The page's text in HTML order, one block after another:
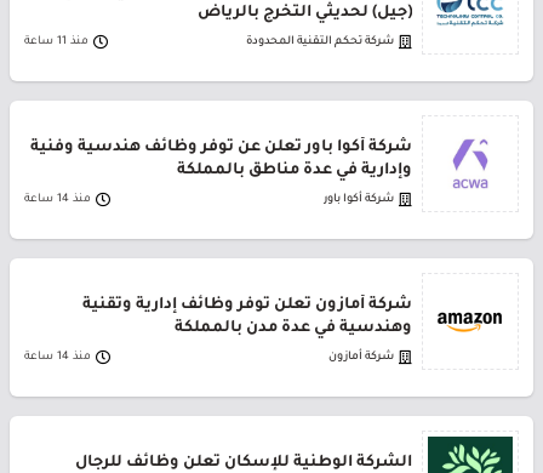
(جيل) لحديثي التخرج بالرياض
شركة تحكم التقنية المحدودة منذ 11 ساعة
شركة أكوا باور تعلن عن توفر وظائف هندسية وفنية
وإدارية في عدة مناطق بالمملكة
شركة أكوا باور منذ 14 ساعة
شركة أمازون تعلن توفر وظائف إدارية وتقنية
وهندسية في عدة مدن بالمملكة
شركة أمازون منذ 14 ساعة
الشركة الوطنية للإسكان تعلن وظائف للرجال